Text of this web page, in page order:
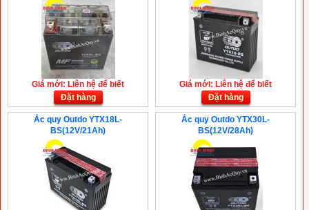
Giá mới: Liên hệ để biết
Đặt hàng
Giá mới: Liên hệ để biết
Đặt hàng
Ắc quy Outdo YTX18L-
BS(12V/21Ah)
Ắc quy Outdo YTX30L-
BS(12V/28Ah)